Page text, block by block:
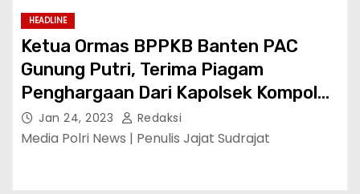
HEADLINE
Ketua Ormas BPPKB Banten PAC
Gunung Putri, Terima Piagam
Penghargaan Dari Kapolsek Kompol
Bayu Tri Nugraha
Jan 24, 2023 Redaksi
Media Polri News | Penulis Jajat Sudrajat